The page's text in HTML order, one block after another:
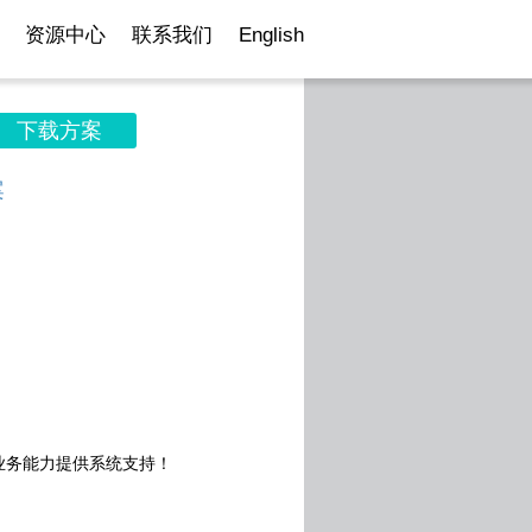
资源中心 联系我们 English
下载方案
能力提供系统支持！